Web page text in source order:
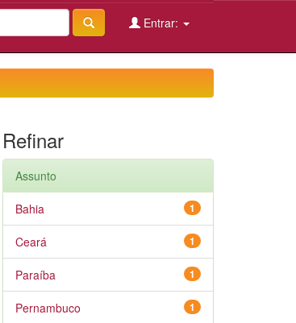
Entrar:
Refinar
Assunto
1
Bahia
1
Ceará
1
Paraíba
1
Pernambuco